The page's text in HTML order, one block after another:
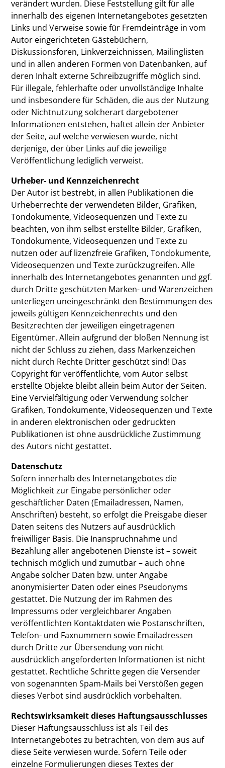
verändert wurden. Diese Feststellung gilt für alle
innerhalb des eigenen Internetangebotes gesetzten
Links und Verweise sowie für Fremdeinträge in vom
Autor eingerichteten Gästebüchern,
Diskussionsforen, Linkverzeichnissen, Mailinglisten
und in allen anderen Formen von Datenbanken, auf
deren Inhalt externe Schreibzugriffe möglich sind.
Für illegale, fehlerhafte oder unvollständige Inhalte
und insbesondere für Schäden, die aus der Nutzung
oder Nichtnutzung solcherart dargebotener
Informationen entstehen, haftet allein der Anbieter
der Seite, auf welche verwiesen wurde, nicht
derjenige, der über Links auf die jeweilige
Veröffentlichung lediglich verweist.
Urheber- und Kennzeichenrecht
Der Autor ist bestrebt, in allen Publikationen die
Urheberrechte der verwendeten Bilder, Grafiken,
Tondokumente, Videosequenzen und Texte zu
beachten, von ihm selbst erstellte Bilder, Grafiken,
Tondokumente, Videosequenzen und Texte zu
nutzen oder auf lizenzfreie Grafiken, Tondokumente,
Videosequenzen und Texte zurückzugreifen. Alle
innerhalb des Internetangebotes genannten und ggf.
durch Dritte geschützten Marken- und Warenzeichen
unterliegen uneingeschränkt den Bestimmungen des
jeweils gültigen Kennzeichenrechts und den
Besitzrechten der jeweiligen eingetragenen
Eigentümer. Allein aufgrund der bloßen Nennung ist
nicht der Schluss zu ziehen, dass Markenzeichen
nicht durch Rechte Dritter geschützt sind! Das
Copyright für veröffentlichte, vom Autor selbst
erstellte Objekte bleibt allein beim Autor der Seiten.
Eine Vervielfältigung oder Verwendung solcher
Grafiken, Tondokumente, Videosequenzen und Texte
in anderen elektronischen oder gedruckten
Publikationen ist ohne ausdrückliche Zustimmung
des Autors nicht gestattet.
Datenschutz
Sofern innerhalb des Internetangebotes die
Möglichkeit zur Eingabe persönlicher oder
geschäftlicher Daten (Emailadressen, Namen,
Anschriften) besteht, so erfolgt die Preisgabe dieser
Daten seitens des Nutzers auf ausdrücklich
freiwilliger Basis. Die Inanspruchnahme und
Bezahlung aller angebotenen Dienste ist – soweit
technisch möglich und zumutbar – auch ohne
Angabe solcher Daten bzw. unter Angabe
anonymisierter Daten oder eines Pseudonyms
gestattet. Die Nutzung der im Rahmen des
Impressums oder vergleichbarer Angaben
veröffentlichten Kontaktdaten wie Postanschriften,
Telefon- und Faxnummern sowie Emailadressen
durch Dritte zur Übersendung von nicht
ausdrücklich angeforderten Informationen ist nicht
gestattet. Rechtliche Schritte gegen die Versender
von sogenannten Spam-Mails bei Verstößen gegen
dieses Verbot sind ausdrücklich vorbehalten.
Rechtswirksamkeit dieses Haftungsausschlusses
Dieser Haftungsausschluss ist als Teil des
Internetangebotes zu betrachten, von dem aus auf
diese Seite verwiesen wurde. Sofern Teile oder
einzelne Formulierungen dieses Textes der